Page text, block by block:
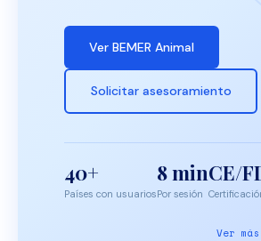
Ver BEMER Animal
Solicitar asesoramiento
40+
Países con usuarios
8 min
Por sesión
CE/
Ver